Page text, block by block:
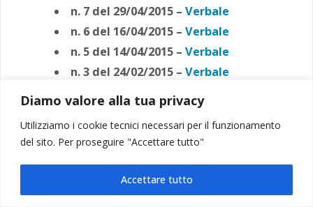
Diamo valore alla tua privacy
Utilizziamo i cookie tecnici necessari per il funzionamento
del sito. Per proseguire "Accettare tutto"
Accettare tutto
n. 7 del 29/04/2015 –Verbale
n. 6 del 16/04/2015 –Verbale
n. 5 del 14/04/2015 –Verbale
n. 3 del 24/02/2015 –Verbale
n. 2 del 28/01/2015 –
n. 1 del 23/01/2015 –
Verbale
Verbali 2014
n. 13 del 04/12/2014 –Verbale